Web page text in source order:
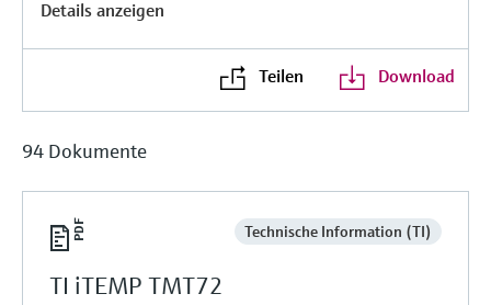
Produktspezifische Informationen und
Ersatzteilsuche
Bestellcode oder Seriennummer finden
Füllstandsmessung
Füllstandsmessung Druck
Analysatoren für Härte, Eisen,
Aluminium & Chromat
Prozessphotometer
Mikrowellentransmission
Memosens-Technologie
Alle ansehen
Details anzeigen
Teilen Download
94 Dokumente
Technische Information (TI)
TI iTEMP TMT72